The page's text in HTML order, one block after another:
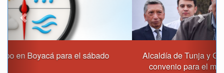
Alcaldía de Tunja y Gobernación de Boyacá firmaron
convenio para el mantenimiento de vía Moniquirá